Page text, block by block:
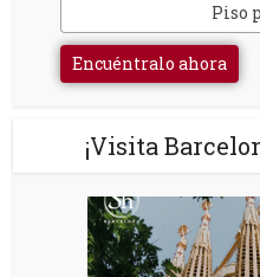
Piso
Encuéntralo ahora
¡Visita